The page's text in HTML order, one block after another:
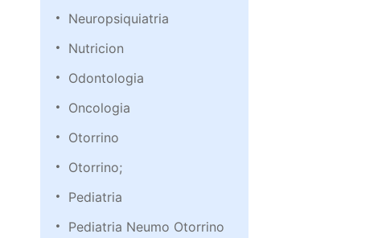
Neuropsiquiatria
Nutricion
Odontologia
Oncologia
Otorrino
Otorrino;
Pediatria
Pediatria Neumo Otorrino